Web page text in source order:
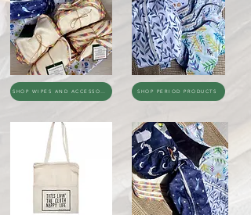
SHOP PERIOD PRODUCTS